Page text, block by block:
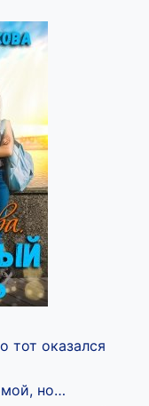
тот оказался
но…